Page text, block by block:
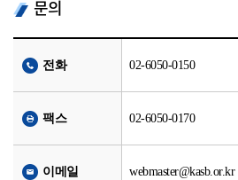
문의
전화 02-6050-0150
팩스 02-6050-0170
이메일 webmaster@kasb.or.kr